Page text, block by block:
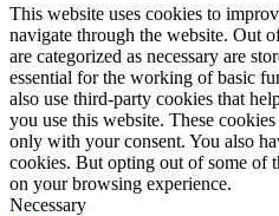
This website uses cookies to
navigate through the website. Out
are categorized as necessary are
essential for the working of basic
also use third-party cookies that
you use this website. These
only with your consent. You also
cookies. But opting out of some of
on your browsing experience.
Necessary